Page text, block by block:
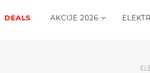
DEALS AKCIJE 2026